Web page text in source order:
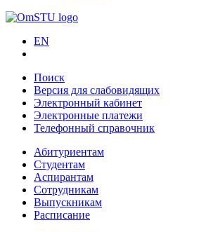
EN
Поиск
Версия для слабовидящих
Электронный кабинет
Электронные платежи
Телефонный справочник
Абитуриентам
Студентам
Аспирантам
Сотрудникам
Выпускникам
Расписание